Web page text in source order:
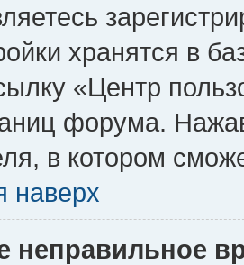
хранятся в
«Центр
форума.
в котором
наверх
неправильное